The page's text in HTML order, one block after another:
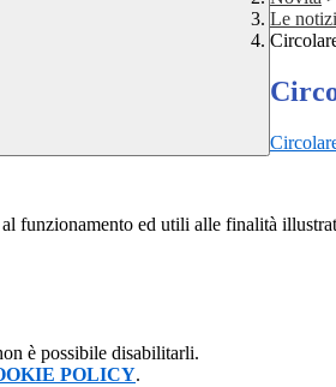
Le
funzionamento ed utili alle finalità
è possibile disabilitarli.
POLICY.